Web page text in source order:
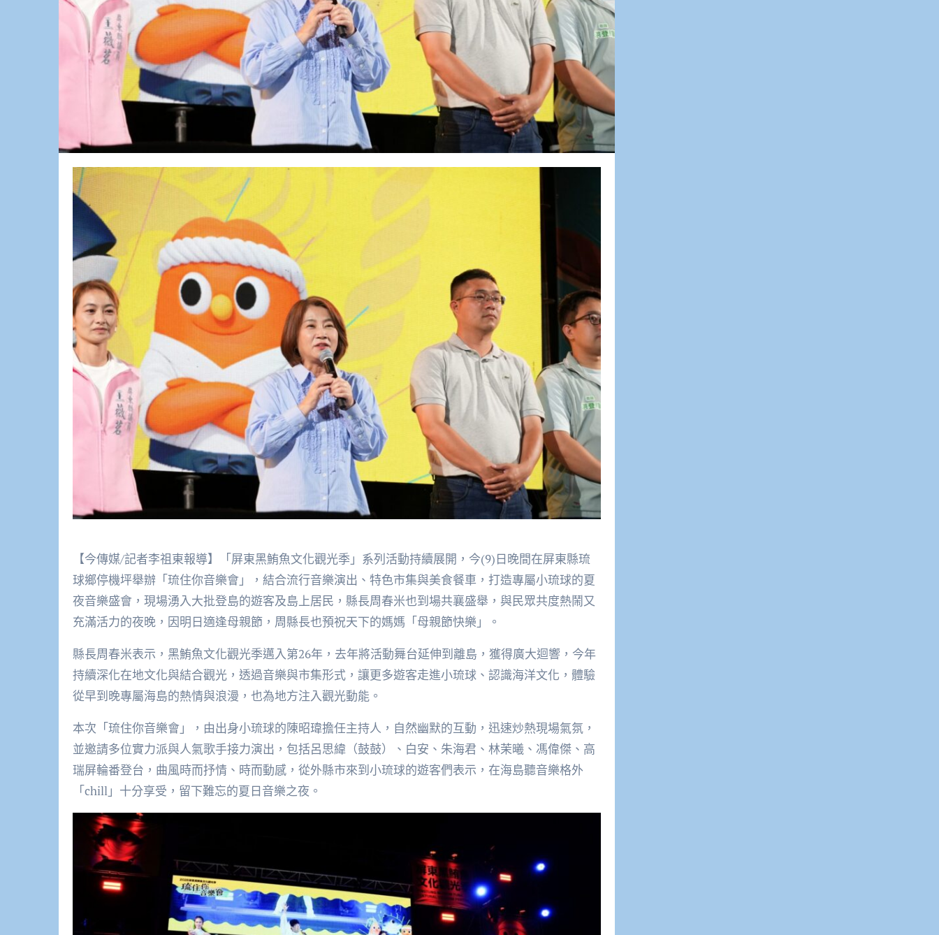
【今傳媒/記者李祖東報導】「屏東黑鮪魚文化觀光季」系列活動持續展開，今(9)日晚間在屏東縣琉
球鄉停機坪舉辦「琉住你音樂會」，結合流行音樂演出、特色市集與美食餐車，打造專屬小琉球的夏
夜音樂盛會，現場湧入大批登島的遊客及島上居民，縣長周春米也到場共襄盛舉，與民眾共度熱鬧又
充滿活力的夜晚，因明日適逢母親節，周縣長也預祝天下的媽媽「母親節快樂」。
縣長周春米表示，黑鮪魚文化觀光季邁入第26年，去年將活動舞台延伸到離島，獲得廣大迴響，今年
持續深化在地文化與結合觀光，透過音樂與市集形式，讓更多遊客走進小琉球、認識海洋文化，體驗
從早到晚專屬海島的熱情與浪漫，也為地方注入觀光動能。
本次「琉住你音樂會」，由出身小琉球的陳昭瑋擔任主持人，自然幽默的互動，迅速炒熱現場氣氛，
並邀請多位實力派與人氣歌手接力演出，包括呂思緯（鼓鼓）、白安、朱海君、林茉曦、馮偉傑、高
瑞屏輪番登台，曲風時而抒情、時而動感，從外縣市來到小琉球的遊客們表示，在海島聽音樂格外
「chill」十分享受，留下難忘的夏日音樂之夜。